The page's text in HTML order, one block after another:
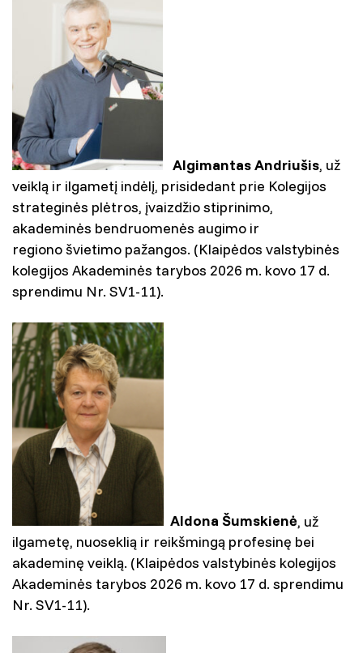
Algimantas Andriušis, už
veiklą ir ilgametį indėlį, prisidedant prie Kolegijos
strateginės plėtros, įvaizdžio stiprinimo,
akademinės bendruomenės augimo ir
regiono švietimo pažangos. (Klaipėdos valstybinės
kolegijos Akademinės tarybos 2026 m. kovo 17 d.
sprendimu Nr. SV1-11).
Aldona Šumskienė, už
ilgametę, nuoseklią ir reikšmingą profesinę bei
akademinę veiklą. (Klaipėdos valstybinės kolegijos
Akademinės tarybos 2026 m. kovo 17 d. sprendimu
Nr. SV1-11).